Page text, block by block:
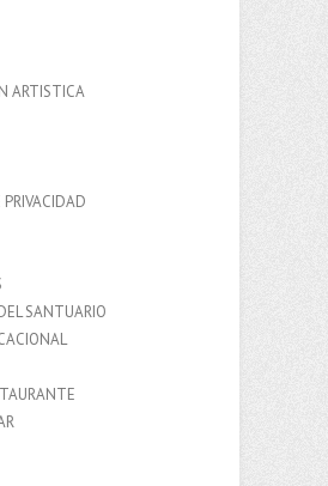
ARTISTICA
SANTUARIO